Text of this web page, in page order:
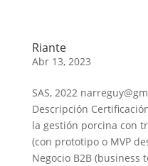
Riante
Abr 13, 2023
SAS, 2022
Descripción
la gestión porcina con
(con prototipo o MVP
Negocio B2B (business